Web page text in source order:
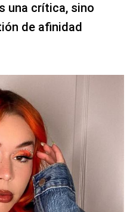
una crítica, sino
de afinidad